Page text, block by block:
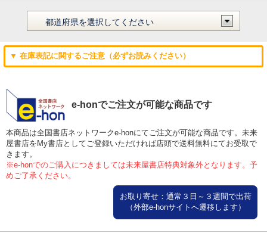
▼ 在庫表記に関するご注意（必ずお読みください）
e-honでご注文が可能な商品です
本商品は全国書店ネットワークe-honにてご注文が可能な商品です。未来
屋書店をMy書店としてご登録いただければ店頭で送料無料にてお受取で
きます。
※e-honでのご購入につきましては未来屋書店特典対象外となります。予
めご了承ください。
お取り寄せ：通常３日～３週間で出荷
（外部e-honサイトへ遷移します）